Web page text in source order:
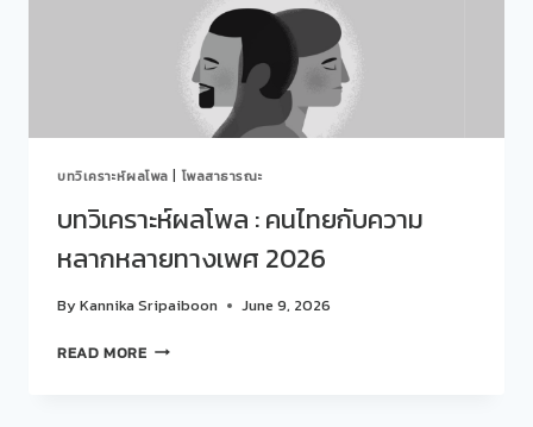
สนับสนุน
เสริมสุข
เชิง
รุก
ใน
วัย
ทำงาน
เขต
(MHC
บทวิเคราะห์ผลโพล |โพลสาธารณะ
บทวิเคราะห์ผลโพล : คนไทยกับความ
หลากหลายทางเพศ 2026
ByKannika Sripaiboon June 9, 2026
READ MOREบท